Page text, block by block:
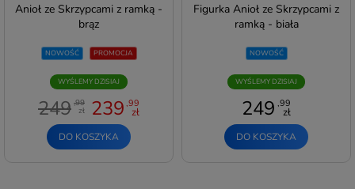
Anioł ze Skrzypcami z ramką -
brąz
NOWOŚĆ PROMOCJA
WYŚLEMY DZISIAJ
249 ,99
zł 239 ,99
zł
DO KOSZYKA
Figurka Anioł ze Skrzypcami z
ramką - biała
NOWOŚĆ
WYŚLEMY DZISIAJ
249 ,99
zł
DO KOSZYKA